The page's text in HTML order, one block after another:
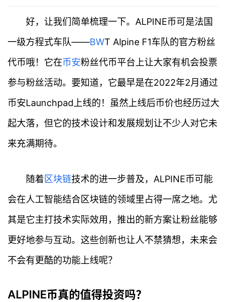
好，让我们简单梳理一下。ALPINE币可是法国
一级方程式车队——BWT Alpine F1车队的官方粉丝
代币哦！它在币安粉丝代币平台上让大家有机会投票
参与粉丝活动。要知道，它最早是在2022年2月通过
币安Launchpad上线的！虽然上线后币价也经历过大
起大落，但它的技术设计和发展规划让不少人对它未
来充满期待。
随着区块链技术的进一步普及，ALPINE币可能
会在人工智能结合区块链的领域里占得一席之地。尤
其是它主打技术实际效用，推出的新方案让粉丝能够
更好地参与互动。这些创新也让人不禁猜想，未来会
不会有更酷的功能上线呢？
ALPINE币真的值得投资吗？